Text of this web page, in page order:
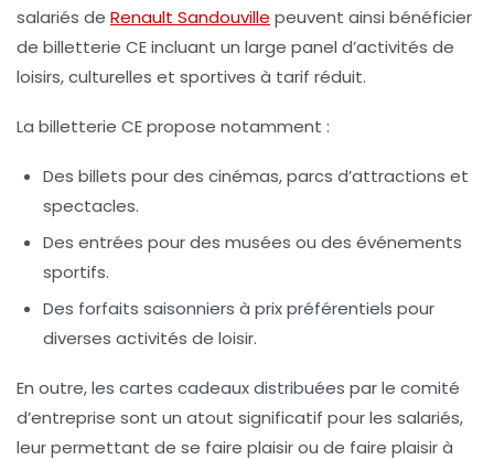
salariés de Renault Sandouville peuvent ainsi bénéficier
de billetterie CEincluant un large panel d’activités de
loisirs, culturelles et sportives à tarif réduit.
La billetterie CE propose notamment :
Des billets pour des cinémas, parcs d’attractions et
spectacles.
Des entrées pour des musées ou des événements
sportifs.
Des forfaits saisonniers à prix préférentiels pour
diverses activités de loisir.
En outre, les cartes cadeauxdistribuées par le comité
d’entreprise sont un atout significatif pour les salariés,
leur permettant de se faire plaisir ou de faire plaisir à